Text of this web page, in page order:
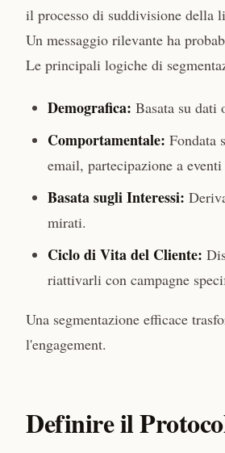
il processo di suddivisione della
Un messaggio rilevante ha
Le principali logiche di
Demografica: Basata su dati
Comportamentale: Fondata
email, partecipazione a eventi
Basata sugli Interessi:
mirati.
Ciclo di Vita del Cliente:
riattivarli con campagne
Una segmentazione efficace
l'engagement.
Definire il